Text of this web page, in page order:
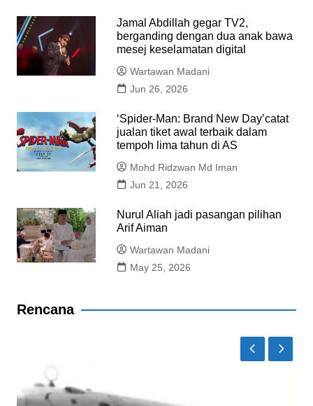
Jamal Abdillah gegar TV2,
berganding dengan dua anak bawa
mesej keselamatan digital
Wartawan Madani
Jun 26, 2026
‘Spider-Man: Brand New Day’catat
jualan tiket awal terbaik dalam
tempoh lima tahun di AS
Mohd Ridzwan Md Iman
Jun 21, 2026
Nurul Aliah jadi pasangan pilihan
Arif Aiman
Wartawan Madani
May 25, 2026
Rencana